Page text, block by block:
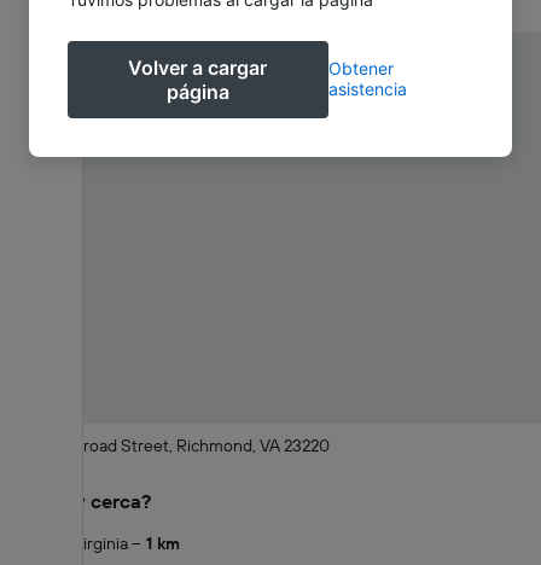
201 West Broad Street, Richmond, VA 23220
¿Qué hay cerca?
Library of Virginia
1 km
Volver a cargar
página
Obtener
asistencia